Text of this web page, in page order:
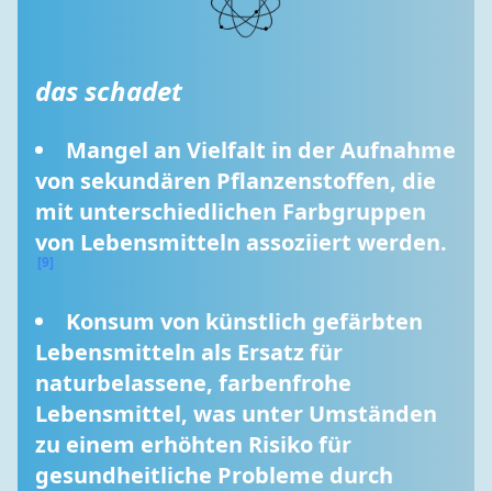
das schadet
Mangel an Vielfalt in der Aufnahme
von sekundären Pflanzenstoffen, die
mit unterschiedlichen Farbgruppen
[9]
Konsum von künstlich gefärbten
Lebensmitteln als Ersatz für
naturbelassene, farbenfrohe
Lebensmittel, was unter Umständen
zu einem erhöhten Risiko für
gesundheitliche Probleme durch